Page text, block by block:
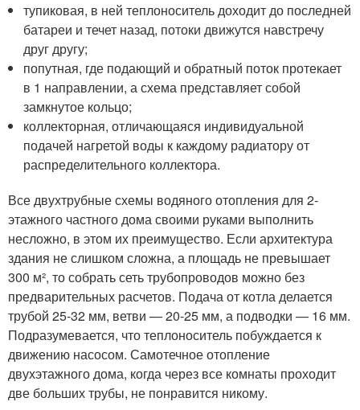
тупиковая, в ней теплоноситель доходит до последней
батареи и течет назад, потоки движутся навстречу
друг другу;
попутная, где подающий и обратный поток протекает
в 1 направлении, а схема представляет собой
замкнутое кольцо;
коллекторная, отличающаяся индивидуальной
подачей нагретой воды к каждому радиатору от
распределительного коллектора.
Все двухтрубные схемы водяного отопления для 2-
этажного частного дома своими руками выполнить
несложно, в этом их преимущество. Если архитектура
здания не слишком сложна, а площадь не превышает
300 м², то собрать сеть трубопроводов можно без
предварительных расчетов. Подача от котла делается
трубой 25-32 мм, ветви — 20-25 мм, а подводки — 16 мм.
Подразумевается, что теплоноситель побуждается к
движению насосом. Самотечное отопление
двухэтажного дома, когда через все комнаты проходит
две больших трубы, не понравится никому.